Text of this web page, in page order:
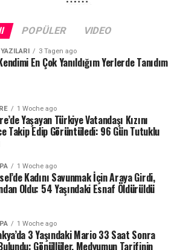
yalnızca Schaffhausen ile sınırlı değil.
derece düşük su seviyeleriyle karşı
göl seviyesi denizden 742,13
ise yalnızca saniyede 1,2
Su seviyesinin düşmesi
seferleri de durduruldu.
önce de uzun kuraklık
sorunlar yaşamış, özellikle 2022
ciddi şekilde gerilemişti.
son durum ise İsviçre’de devam eden
ve göller üzerindeki etkisini
POPÜLER VIDEO
3 Tagen ago
En Çok Yanıldığım Yerlerde Tanıdım
1 Woche ago
Yaşayan Türkiye Vatandaşı Kızını
Takip Edip Görüntüledi: 96 Gün Tutuklu
1 Woche ago
Kadını Savunmak İçin Araya Girdi,
Oldu: 54 Yaşındaki Esnaf Öldürüldü
1 Woche ago
3 Yaşındaki Mario 33 Saat Sonra
Gönüllüler, Medyumun Tarifinin